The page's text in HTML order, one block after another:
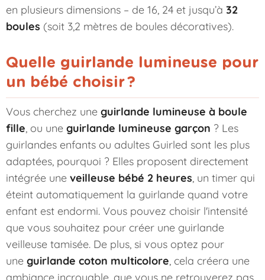
en plusieurs dimensions – de 16, 24 et jusqu’à 32
boules (soit 3,2 mètres de boules décoratives).
Quelle guirlande lumineuse pour
un bébé choisir ?
Vous cherchez une guirlande lumineuse à boule
fille , ou une guirlande lumineuse garçon ? Les
guirlandes enfants ou adultes Guirled sont les plus
adaptées, pourquoi ? Elles proposent directement
intégrée une veilleuse bébé 2 heures , un timer qui
éteint automatiquement la guirlande quand votre
enfant est endormi. Vous pouvez choisir l'intensité
que vous souhaitez pour créer une guirlande
veilleuse tamisée. De plus, si vous optez pour
une guirlande coton multicolore , cela créera une
ambiance incroyable, que vous ne retrouverez pas